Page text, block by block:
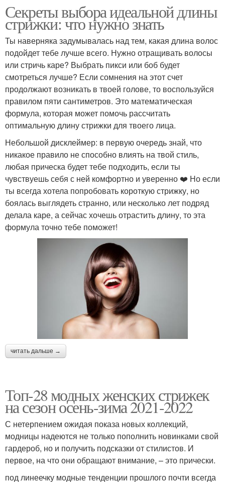
Секреты выбора идеальной длины
стрижки: что нужно знать
Ты наверняка задумывалась над тем, какая длина волос
подойдет тебе лучше всего. Нужно отращивать волосы
или стричь каре? Выбрать пикси или боб будет
смотреться лучше? Если сомнения на этот счет
продолжают возникать в твоей голове, то воспользуйся
правилом пяти сантиметров. Это математическая
формула, которая может помочь рассчитать
оптимальную длину стрижки для твоего лица.
Небольшой дисклеймер: в первую очередь знай, что
никакое правило не способно влиять на твой стиль,
любая прическа будет тебе подходить, если ты
чувствуешь себя с ней комфортно и уверенно ❤️‍ Но если
ты всегда хотела попробовать короткую стрижку, но
боялась выглядеть странно, или несколько лет подряд
делала каре, а сейчас хочешь отрастить длину, то эта
формула точно тебе поможет!
читать дальше →
Топ-28 модных женских стрижек
на сезон осень-зима 2021-2022
С нетерпением ожидая показа новых коллекций,
модницы надеются не только пополнить новинками свой
гардероб, но и получить подсказки от стилистов. И
первое, на что они обращают внимание, – это прически.
под линеечку модные тенденции прошлого почти всегда